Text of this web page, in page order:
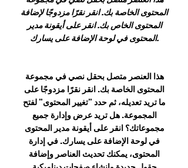
المحتوى الخاصة بك. انقر نقرًا مزدوجًا لإضافة
المحتوى الخاص بك. انقر على أيقونة مدير
المحتوى في لوحة الإضافة على يسارك.
هذا العنصر متصل بحقل نصي في مجموعة
المحتوى الخاصة بك. انقر نقرًا مزدوجًا على
ما تريد تعديله، ثم حدد "تغيير المحتوى" لفتح
المجموعة. هل تريد عرض وإدارة جميع
مجموعاتك؟ انقر على أيقونة مدير المحتوى
في لوحة الإضافة على يسارك. في إدارة
المحتوى، يمكنك تحديث العناصر وإضافة